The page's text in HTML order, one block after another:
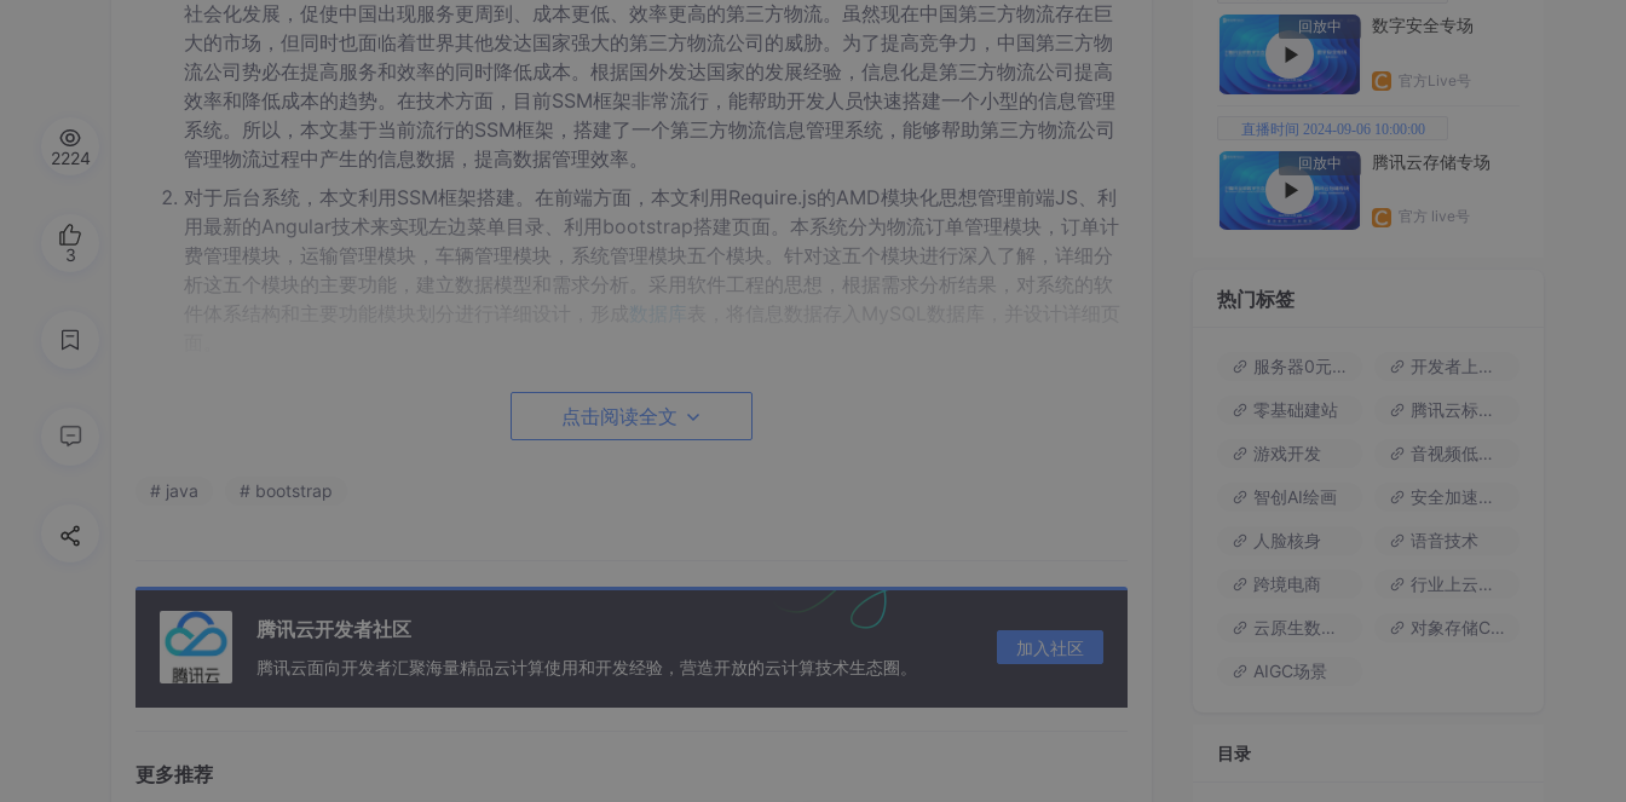
社会化发展，促使中国出现服务更周到、成本更低、效率更高的第三方物流。虽然现在中国第三方物流存在巨
大的市场，但同时也面临着世界其他发达国家强大的第三方物流公司的威胁。为了提高竞争力，中国第三方物
流公司势必在提高服务和效率的同时降低成本。根据国外发达国家的发展经验，信息化是第三方物流公司提高
效率和降低成本的趋势。在技术方面，目前SSM框架非常流行，能帮助开发人员快速搭建一个小型的信息管理
系统。所以，本文基于当前流行的SSM框架，搭建了一个第三方物流信息管理系统，能够帮助第三方物流公司
管理物流过程中产生的信息数据，提高数据管理效率。
对于后台系统，本文利用SSM框架搭建。在前端方面，本文利用Require.js的AMD模块化思想管理前端JS、利
用最新的Angular技术来实现左边菜单目录、利用bootstrap搭建页面。本系统分为物流订单管理模块，订单计
费管理模块，运输管理模块，车辆管理模块，系统管理模块五个模块。针对这五个模块进行深入了解，详细分
析这五个模块的主要功能，建立数据模型和需求分析。采用软件工程的思想，根据需求分析结果，对系统的软
包含内容：全套源码+配整论文
3、关键词
点击阅读全文
# java # bootstrap
腾讯云开发者社区
腾讯云面向开发者汇聚海量精品云计算使用和开发经验，营造开放的云计算技术生态圈。
加入社区
更多推荐
2224
3
回放中
数字安全专场
官方Live号
直播时间 2024-09-06 10:00:00
回放中
腾讯云存储专场
官方 live号
热门标签
服务器0元试用 开发者上云包
零基础建站 腾讯云标杆案例
游戏开发 音视频低代码
智创AI绘画 安全加速流量
人脸核身 语音技术
跨境电商 行业上云方案
云原生数据库 对象存储COS
AIGC场景
目录